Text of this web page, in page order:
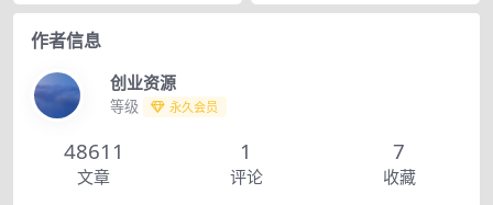
作者信息
创业资源
等级 永久会员
48611
文章
1
评论
7
收藏